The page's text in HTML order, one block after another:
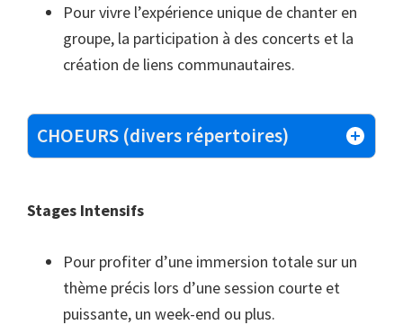
Pour vivre l’expérience unique de chanter en
groupe, la participation à des concerts et la
création de liens communautaires.
CHOEURS (divers répertoires)
Stages Intensifs
Pour profiter d’une immersion totale sur un
thème précis lors d’une session courte et
puissante, un week-end ou plus.